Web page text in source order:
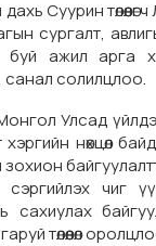
Суурин
сургалт,
буй ажил арга
санал солилцлоо.
Улсад
нөхцөл
сэргийлэх чиг
сахиулах
төлөөлөл